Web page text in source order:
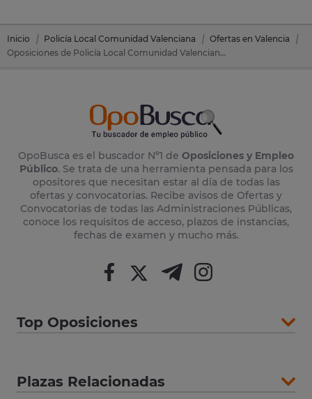
Inicio Policía Local Comunidad Valenciana
Ofertas en Valencia
Oposiciones de Policía Local Comunidad Valenciana en Algemesí (Valencia)
OpoBusca es el buscador Nº1 de Oposiciones y Empleo
Público. Se trata de una herramienta pensada para los
opositores que necesitan estar al día de todas las
ofertas y convocatorias. Recibe avisos de Ofertas y
Convocatorias de todas las Administraciones Públicas,
conoce los requisitos de acceso, plazos de instancias,
fechas de examen y mucho más.
Top Oposiciones
Plazas Relacionadas